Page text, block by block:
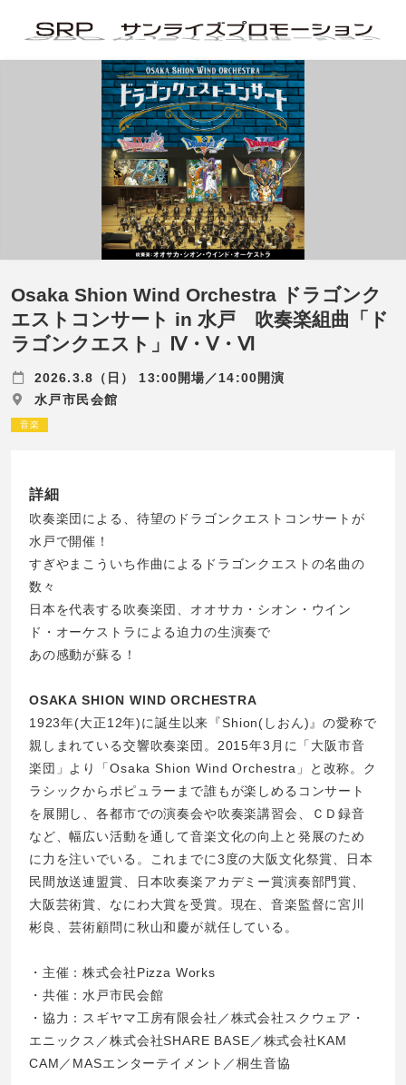
Osaka Shion Wind Orchestra ドラゴンク
エストコンサート in 水戸 吹奏楽組曲「ド
ラゴンクエスト」Ⅳ・Ⅴ・Ⅵ
2026.3.8（日） 13:00開場／14:00開演
水戸市民会館
音楽
詳細
吹奏楽団による、待望のドラゴンクエストコンサートが
水戸で開催！
すぎやまこういち作曲によるドラゴンクエストの名曲の
数々
日本を代表する吹奏楽団、オオサカ・シオン・ウイン
ド・オーケストラによる迫力の生演奏で
あの感動が蘇る！
OSAKA SHION WIND ORCHESTRA
1923年(大正12年)に誕生以来『Shion(しおん)』の愛称で
親しまれている交響吹奏楽団。2015年3月に「大阪市音
楽団」より「Osaka Shion Wind Orchestra」と改称。ク
ラシックからポピュラーまで誰もが楽しめるコンサート
を展開し、各都市での演奏会や吹奏楽講習会、ＣＤ録音
など、幅広い活動を通して音楽文化の向上と発展のため
に力を注いでいる。これまでに3度の大阪文化祭賞、日本
民間放送連盟賞、日本吹奏楽アカデミー賞演奏部門賞、
大阪芸術賞、なにわ大賞を受賞。現在、音楽監督に宮川
彬良、芸術顧問に秋山和慶が就任している。
・主催：株式会社Pizza Works
・共催：水戸市民会館
・協力：スギヤマ工房有限会社／株式会社スクウェア・
エニックス／株式会社SHARE BASE／株式会社KAM
CAM／MASエンターテイメント／桐生音協